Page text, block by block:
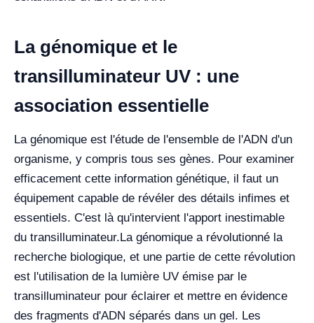
La génomique et le
transilluminateur UV : une
association essentielle
La génomique est l'étude de l'ensemble de l'ADN d'un
organisme, y compris tous ses gènes. Pour examiner
efficacement cette information génétique, il faut un
équipement capable de révéler des détails infimes et
essentiels. C'est là qu'intervient l'apport inestimable
du transilluminateur.La génomique a révolutionné la
recherche biologique, et une partie de cette révolution
est l'utilisation de la lumière UV émise par le
transilluminateur pour éclairer et mettre en évidence
des fragments d'ADN séparés dans un gel. Les